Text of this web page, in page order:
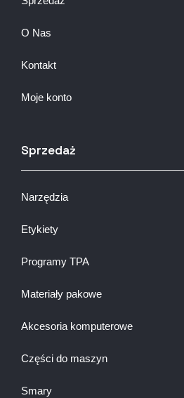
O Nas
Kontakt
Moje konto
Sprzedaż
Narzędzia
Etykiety
Programy TPA
Materiały pakowe
Akcesoria komputerowe
Części do maszyn
Smary